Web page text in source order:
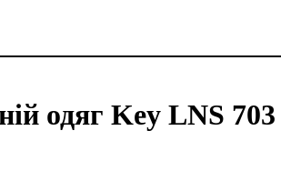
одяг Key LNS 703